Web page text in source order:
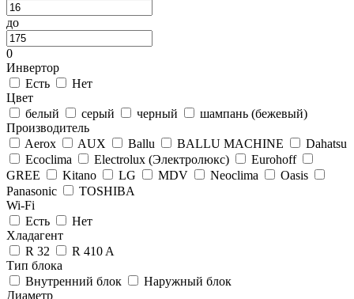
до
0
Инвертор
Есть
Нет
Цвет
белый
серый черный
шампань (бежевый)
Производитель
Aerox
AUX Ballu BALLU MACHINE
Dahatsu
Ecoclima
Electrolux (Электролюкс)
Eurohoff
GREE
Kitano LG MDV Neoclima
Оasis
Panasonic
TOSHIBA
Wi-Fi
Есть
Нет
Хладагент
R 32
R 410 A
Тип блока
Внутренний блок
Наружный блок
Диаметр